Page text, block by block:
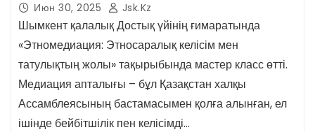
Июн 30, 2025 Jsk.kz
Шымкент қалалық Достық үйінің ғимаратында
«Этномедиация: Этносаралық келісім мен
татулықтың жолы» тақырыбында мастер класс өтті.
Медиация апталығы – бұл Қазақстан халқы
Ассамблеясының бастамасымен қолға алынған, ел
ішінде бейбітшілік пен келісімді…